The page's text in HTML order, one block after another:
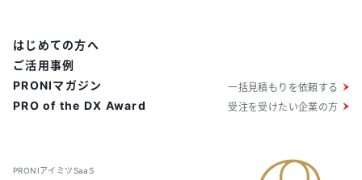
PRONIアイミツSaaS
はじめての方へ
ご活用事例
PRONIマガジン
PRO of the DX Award
一括見積もりを依頼する
受注を受けたい企業の方